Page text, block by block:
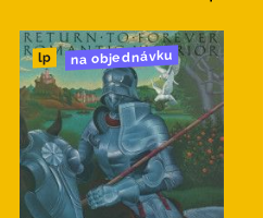
lp na objednávku